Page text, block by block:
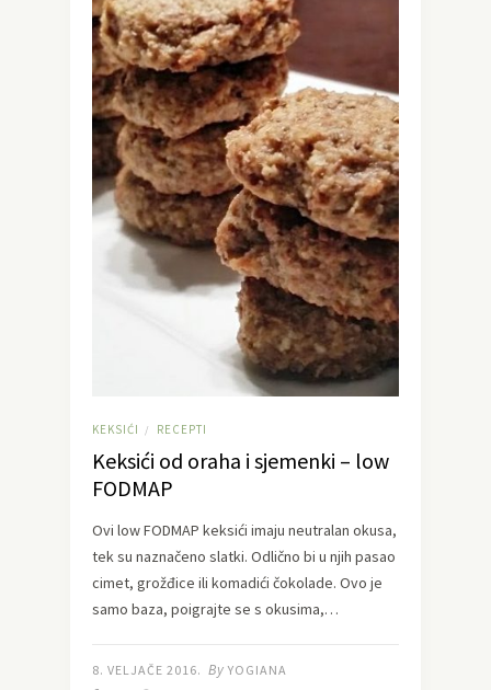
KEKSIĆI / RECEPTI
Keksići od oraha i sjemenki – low
FODMAP
Ovi low FODMAP keksići imaju neutralan okusa,
tek su naznačeno slatki. Odlično bi u njih pasao
cimet, grožđice ili komadići čokolade. Ovo je
samo baza, poigrajte se s okusima,…
8. VELJAČE 2016. By YOGIANA